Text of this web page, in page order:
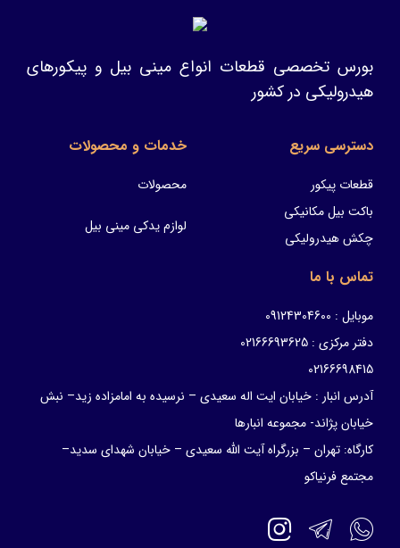
بورس تخصصی قطعات انواع مینی بیل و پیکورهای
هیدرولیکی در کشور
دسترسی سریع
قطعات پیکور
باکت بیل مکانیکی
چکش هیدرولیکی
خدمات و محصولات
محصولات
لوازم یدکی مینی بیل
تماس با ما
موبایل : 09124304600
دفتر مرکزی : 02166693625
02166698415
آدرس انبار : خیابان ایت اله سعیدی – نرسیده به امامزاده زید– نبش
خیابان پژاند- مجموعه انبارها
کارگاه: تهران – بزرگراه آیت الله سعیدی – خیابان شهدای سدید–
مجتمع فرنیاکو